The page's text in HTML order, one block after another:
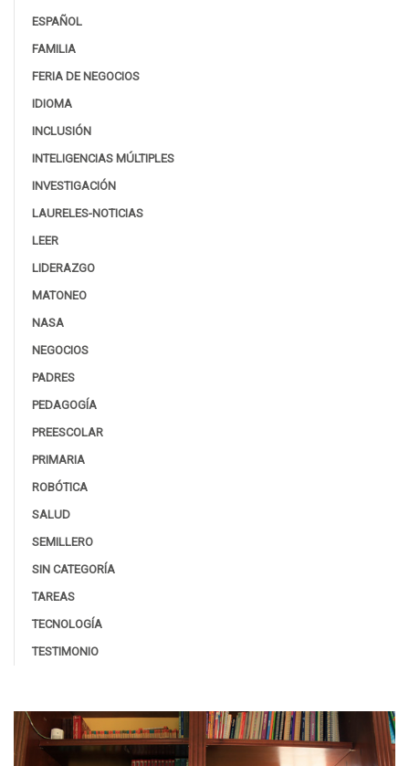
ESPAÑOL
FAMILIA
FERIA DE NEGOCIOS
IDIOMA
INCLUSIÓN
INTELIGENCIAS MÚLTIPLES
INVESTIGACIÓN
LAURELES-NOTICIAS
LEER
LIDERAZGO
MATONEO
NASA
NEGOCIOS
PADRES
PEDAGOGÍA
PREESCOLAR
PRIMARIA
ROBÓTICA
SALUD
SEMILLERO
SIN CATEGORÍA
TAREAS
TECNOLOGÍA
TESTIMONIO